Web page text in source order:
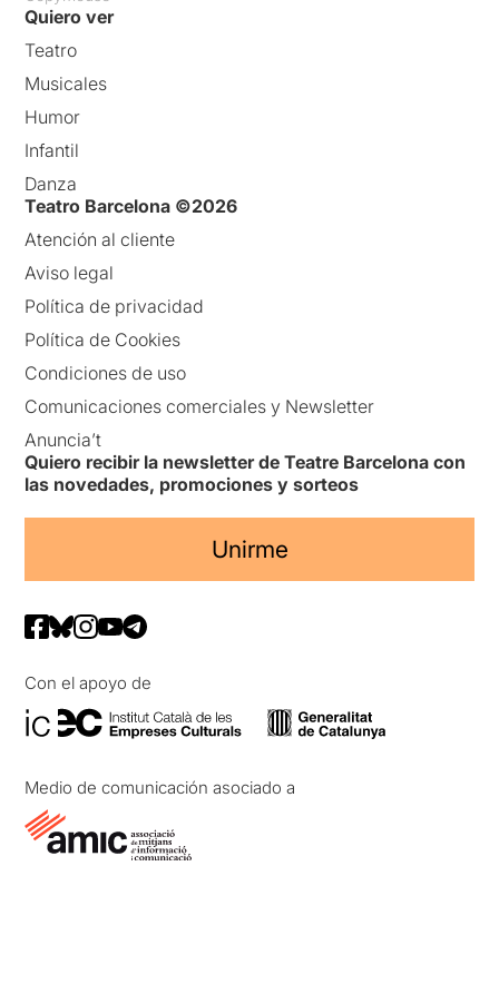
Quiero ver
Teatro
Musicales
Humor
Infantil
Danza
Teatro Barcelona ©2026
Atención al cliente
Aviso legal
Política de privacidad
Política de Cookies
Condiciones de uso
Comunicaciones comerciales y Newsletter
Anuncia’t
Quiero recibir la newsletter de Teatre Barcelona con
las novedades, promociones y sorteos
Unirme
Con el apoyo de
Medio de comunicación asociado a